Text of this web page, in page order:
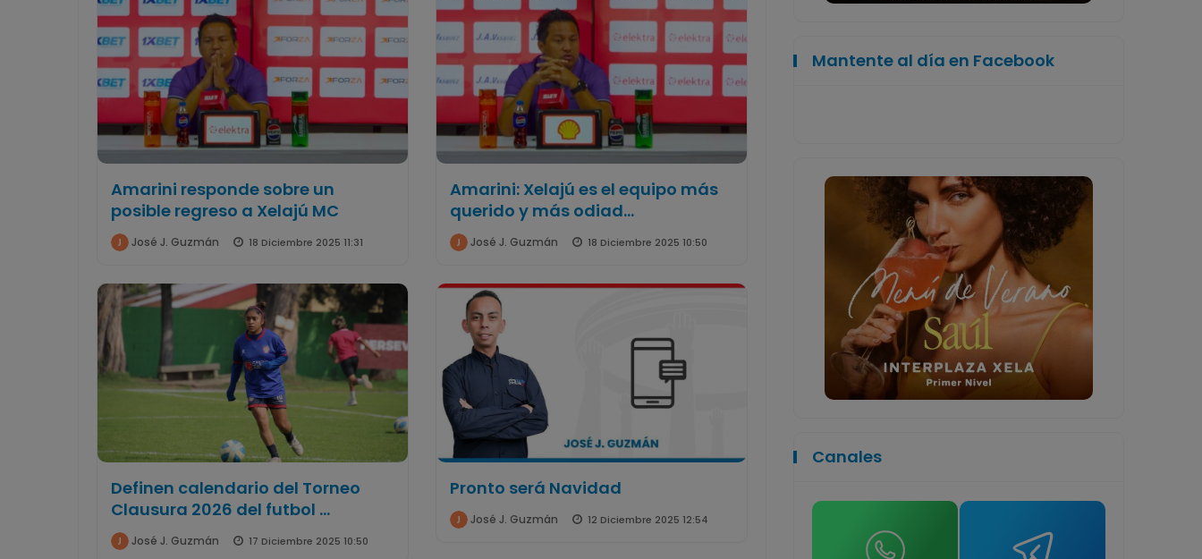
Amarini responde sobre un
posible regreso a Xelajú MC
José J. Guzmán 18 Diciembre 2025 11:31
Amarini: Xelajú es el equipo más
querido y más odiad...
José J. Guzmán 18 Diciembre 2025 10:50
Definen calendario del Torneo
Clausura 2026 del futbol ...
José J. Guzmán 17 Diciembre 2025 10:50
Pronto será Navidad
José J. Guzmán 12 Diciembre 2025 12:54
Mantente al día en Facebook
Canales